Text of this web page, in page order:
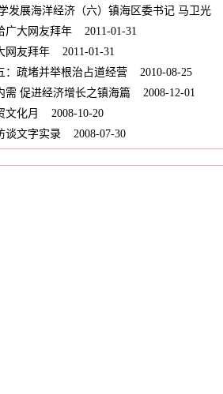
发展海洋经济（六）镇海区委书记 马卫光
广大网友拜年 2011-01-31
网友拜年 2011-01-31
：疏堵并举根治占道经营 2010-08-25
需 促进经济增长之镇海篇 2008-12-01
文化月
2008-10-20
谈文字实录 2008-07-30